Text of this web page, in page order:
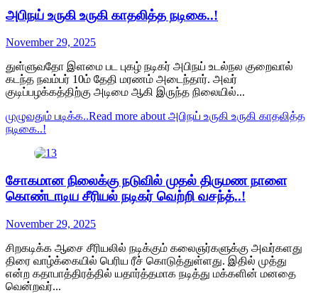
அபிநய் உருகி உருகி காதலித்த நடிகை..!
November 29, 2025
துள்ளுவதோ இளமை பட புகழ் நடிகர் அபிநய் உடல்நல குறைவால்
கடந்த நவம்பர் 10ம் தேதி மரணம் அடைந்தார். அவர்
குடிப்பழக்கத்திற்கு அடிமை ஆகி இருந்த நிலையில்...
முழுவதும் படிக்க..Read more about அபிநய் உருகி உருகி காதலித்த
நடிகை..!
சோகமான நிலைக்கு நடுவில் முதல் திருமண நாளை
கொண்டாடிய சீரியல் நடிகர் வெற்றி வசந்த்..!
November 29, 2025
சிறகடிக்க ஆசை சீரியலில் நடிக்கும் கலைஞர்களுக்கு அவர்களது
திரை வாழ்க்கையில் பெரிய ரீச் கொடுத்துள்ளது. இதில் முத்து
என்ற கதாபாத்திரத்தில் யதார்த்தமாக நடித்து மக்களின் மனதை
வென்றவர்...